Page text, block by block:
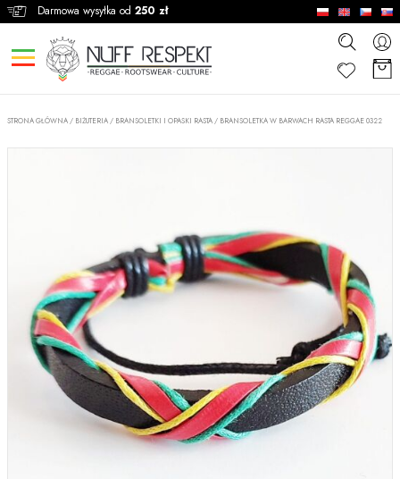
Darmowa wysyłka od 250 zł
STRONA GŁÓWNA / BIŻUTERIA / BRANSOLETKI I OPASKI RASTA / BRANSOLETKA W BARWACH RASTA REGGAE 0322